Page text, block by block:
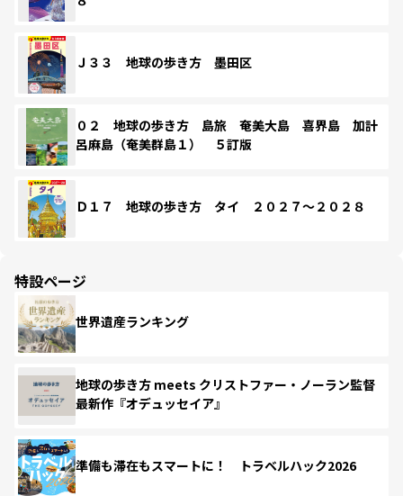
Ｊ３３ 地球の歩き方 墨田区
０２ 地球の歩き方 島旅 奄美大島 喜界島 加計
呂麻島（奄美群島１） ５訂版
Ｄ１７ 地球の歩き方 タイ ２０２７～２０２８
特設ページ
世界遺産ランキング
地球の歩き方 meets クリストファー・ノーラン監督
最新作『オデュッセイア』
準備も滞在もスマートに！ トラベルハック2026